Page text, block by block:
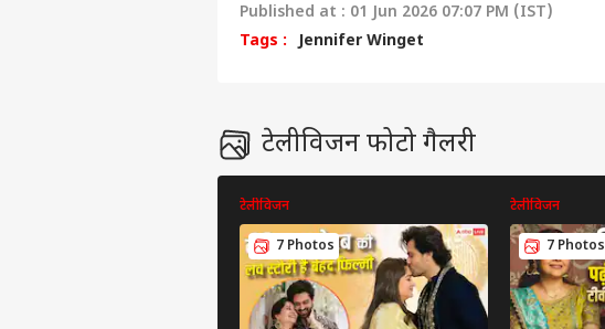
Published at : 01 Jun 2026 07:07 PM (IST)
Tags : Jennifer Winget
टेलीविजन फोटो गैलरी
टेलीविजन
7 Photos
टेलीविजन
7 Photos